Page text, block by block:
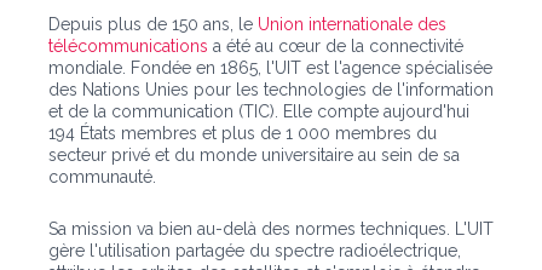
Depuis plus de 150 ans, le Union internationale des
télécommunications a été au cœur de la connectivité
mondiale. Fondée en 1865, l'UIT est l'agence spécialisée
des Nations Unies pour les technologies de l'information
et de la communication (TIC). Elle compte aujourd'hui
194 États membres et plus de 1 000 membres du
secteur privé et du monde universitaire au sein de sa
communauté.
Sa mission va bien au-delà des normes techniques. L'UIT
gère l'utilisation partagée du spectre radioélectrique,